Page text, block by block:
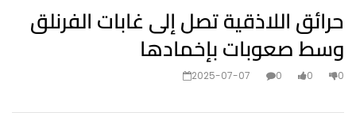
حرائق اللاذقية تصل إلى غابات الفرنلق
وسط صعوبات بإخمادها
2025-07-07 0 0 0